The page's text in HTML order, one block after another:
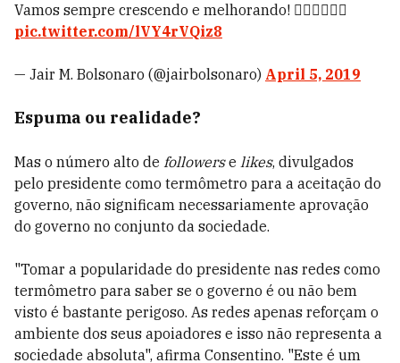
Vamos sempre crescendo e melhorando! 👍🏻👉🏻👉🏻
pic.twitter.com/lVY4rVQiz8
— Jair M. Bolsonaro (@jairbolsonaro) April 5, 2019
Espuma ou realidade?
Mas o número alto de followerse likes, divulgados
pelo presidente como termômetro para a aceitação do
governo, não significam necessariamente aprovação
do governo no conjunto da sociedade.
"Tomar a popularidade do presidente nas redes como
termômetro para saber se o governo é ou não bem
visto é bastante perigoso. As redes apenas reforçam o
ambiente dos seus apoiadores e isso não representa a
sociedade absoluta", afirma Consentino. "Este é um